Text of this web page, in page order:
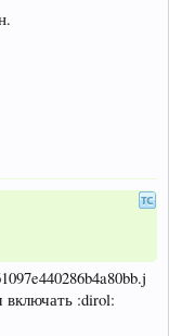
включать :dirol: